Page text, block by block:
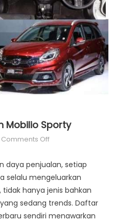
Mobilio Sporty
Comments Offon
Indonesia
dengan
Mobilio
daya penjualan, setiap
selalu mengeluarkan
hanya jenis bahkan
sedang trends. Daftar
sendiri menawarkan